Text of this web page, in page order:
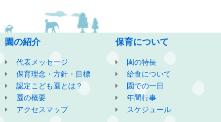
園の紹介
代表メッセージ
保育理念・方針・目標
認定こども園とは？
園の概要
アクセスマップ
保育について
園の特長
給食について
園での一日
年間行事
スケジュール